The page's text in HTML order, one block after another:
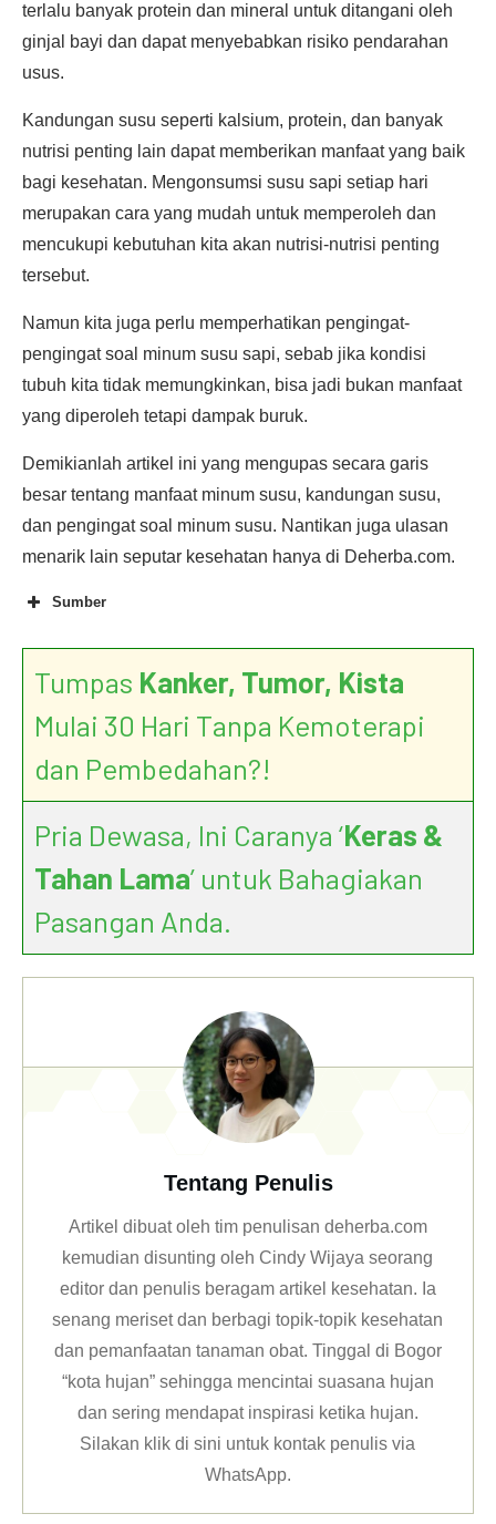
terlalu banyak protein dan mineral untuk ditangani oleh
ginjal bayi dan dapat menyebabkan risiko pendarahan
usus.
Kandungan susu seperti kalsium, protein, dan banyak
nutrisi penting lain dapat memberikan manfaat yang baik
bagi kesehatan. Mengonsumsi susu sapi setiap hari
merupakan cara yang mudah untuk memperoleh dan
mencukupi kebutuhan kita akan nutrisi-nutrisi penting
tersebut.
Namun kita juga perlu memperhatikan pengingat-
pengingat soal minum susu sapi, sebab jika kondisi
tubuh kita tidak memungkinkan, bisa jadi bukan manfaat
yang diperoleh tetapi dampak buruk.
Demikianlah artikel ini yang mengupas secara garis
besar tentang manfaat minum susu, kandungan susu,
dan pengingat soal minum susu. Nantikan juga ulasan
menarik lain seputar kesehatan hanya di Deherba.com.
Sumber
Tumpas Kanker, Tumor, Kista
Mulai 30 Hari Tanpa Kemoterapi
dan Pembedahan?!
Pria Dewasa, Ini Caranya ‘Keras &
Tahan Lama’ untuk Bahagiakan
Pasangan Anda.
Tentang Penulis
Artikel dibuat oleh tim penulisan deherba.com
kemudian disunting oleh Cindy Wijaya seorang
editor dan penulis beragam artikel kesehatan. Ia
senang meriset dan berbagi topik-topik kesehatan
dan pemanfaatan tanaman obat. Tinggal di Bogor
“kota hujan” sehingga mencintai suasana hujan
dan sering mendapat inspirasi ketika hujan.
Silakan klikdi sini untuk kontak penulis via
WhatsApp.